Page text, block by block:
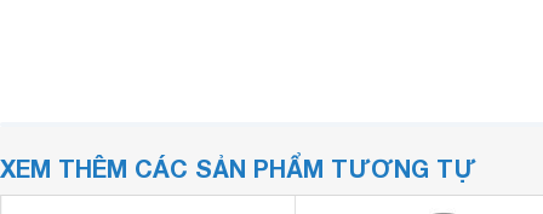
XEM THÊM CÁC SẢN PHẨM TƯƠNG TỰ